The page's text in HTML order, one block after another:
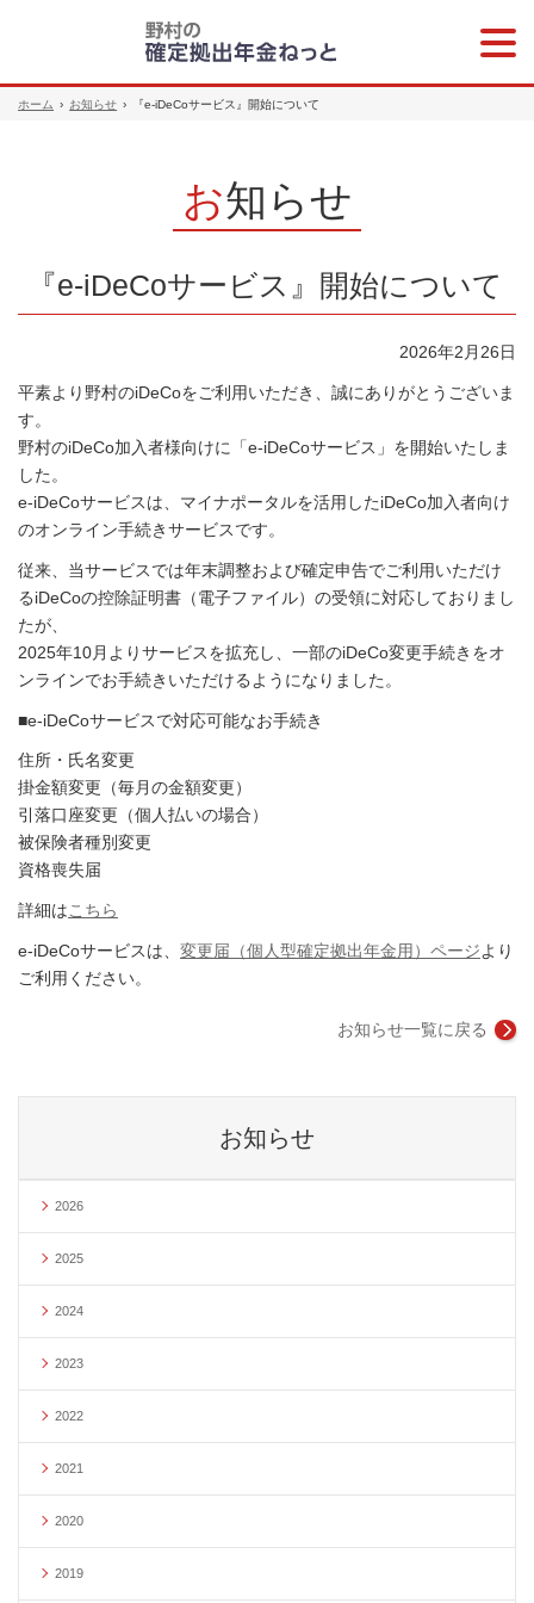
メニ
ホーム › お知らせ › 『e-iDeCoサービス』開始について
お知らせ
『e-iDeCoサービス』開始について
2026年2月26日
平素より野村のiDeCoをご利用いただき、誠にありがとうございま
す。
野村のiDeCo加入者様向けに「e-iDeCoサービス」を開始いたしま
した。
e-iDeCoサービスは、マイナポータルを活用したiDeCo加入者向け
のオンライン手続きサービスです。
従来、当サービスでは年末調整および確定申告でご利用いただけ
るiDeCoの控除証明書（電子ファイル）の受領に対応しておりまし
たが、
2025年10月よりサービスを拡充し、一部のiDeCo変更手続きをオ
ンラインでお手続きいただけるようになりました。
■e-iDeCoサービスで対応可能なお手続き
住所・氏名変更
掛金額変更（毎月の金額変更）
引落口座変更（個人払いの場合）
被保険者種別変更
資格喪失届
詳細は こちら
e-iDeCoサービスは、 変更届（個人型確定拠出年金用）ページ より
ご利用ください。
お知らせ一覧に戻る
お知らせ
2026
2025
2024
2023
2022
2021
2020
2019